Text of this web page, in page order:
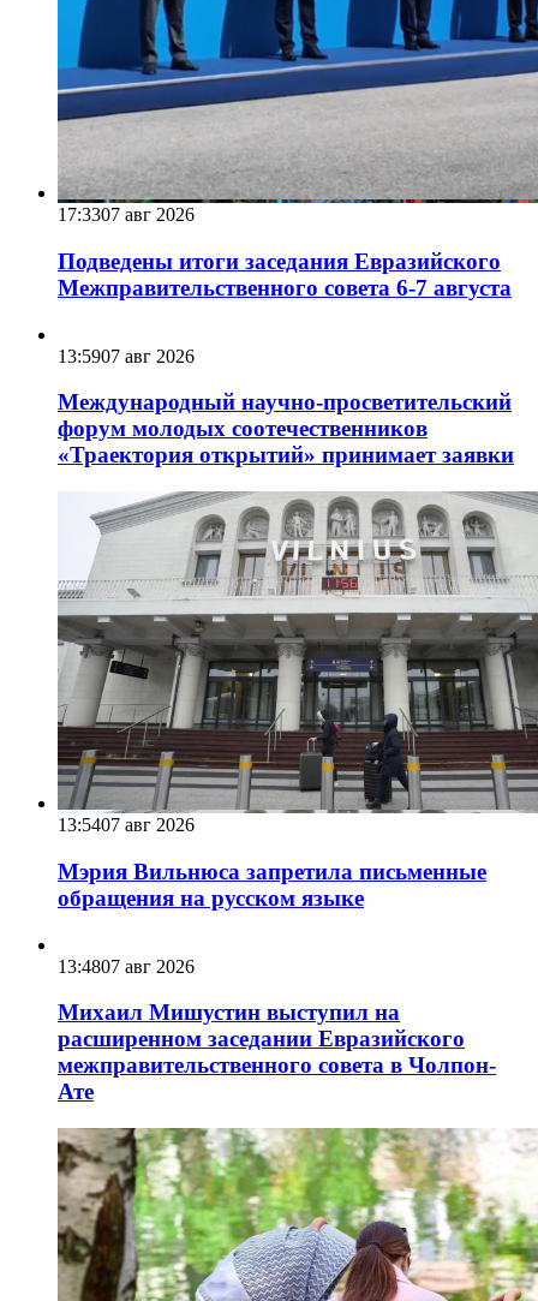
17:3307 авг 2026
Подведены итоги заседания Евразийского
Межправительственного совета 6-7 августа
13:5907 авг 2026
Международный научно-просветительский
форум молодых соотечественников
«Траектория открытий» принимает заявки
13:5407 авг 2026
Мэрия Вильнюса запретила письменные
обращения на русском языке
13:4807 авг 2026
Михаил Мишустин выступил на
расширенном заседании Евразийского
межправительственного совета в Чолпон-
Ате